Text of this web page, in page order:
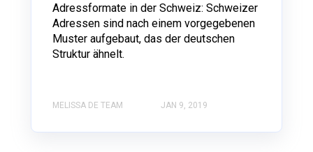
Adressformate in der Schweiz: Schweizer
Adressen sind nach einem vorgegebenen
Muster aufgebaut, das der deutschen
Struktur ähnelt.
MELISSA DE TEAM JAN 9, 2019